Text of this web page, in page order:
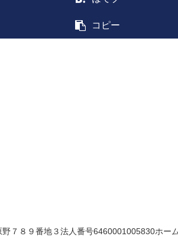
コピー
７８９番地３法人番号6460001005830ホー